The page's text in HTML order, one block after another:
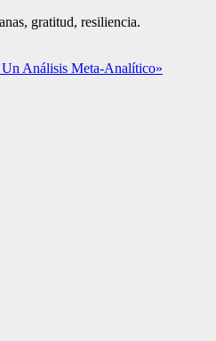
gratitud, resiliencia.
Un Análisis Meta-Analítico»